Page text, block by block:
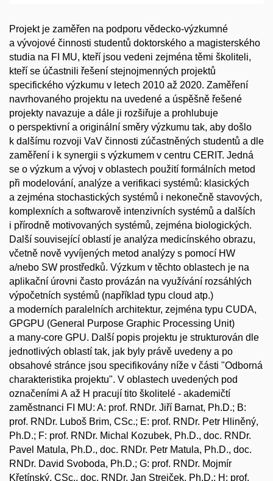
Projekt je zaměřen na podporu vědecko-výzkumné
a vývojové činnosti studentů doktorského a magisterského
studia na FI MU, kteří jsou vedeni zejména těmi školiteli,
kteří se účastnili řešení stejnojmenných projektů
specifického výzkumu v letech 2010 až 2020. Zaměření
navrhovaného projektu na uvedené a úspěšně řešené
projekty navazuje a dále ji rozšiřuje a prohlubuje
o perspektivní a originální směry výzkumu tak, aby došlo
k dalšímu rozvoji VaV činnosti zúčastněných studentů a dle
zaměření i k synergii s výzkumem v centru CERIT. Jedná
se o výzkum a vývoj v oblastech použití formálních metod
při modelování, analýze a verifikaci systémů: klasických
a zejména stochastických systémů i nekonečně stavových,
komplexních a softwarově intenzivních systémů a dalších
i přírodně motivovaných systémů, zejména biologických.
Další související oblastí je analýza medicínského obrazu,
včetně nově vyvíjených metod analýzy s pomocí HW
a/nebo SW prostředků. Výzkum v těchto oblastech je na
aplikační úrovni často provázán na využívání rozsáhlých
výpočetních systémů (například typu cloud atp.)
a moderních paralelních architektur, zejména typu CUDA,
GPGPU (General Purpose Graphic Processing Unit)
a many-core GPU. Další popis projektu je strukturován dle
jednotlivých oblastí tak, jak byly právě uvedeny a po
obsahové stránce jsou specifikovány níže v části "Odborná
charakteristika projektu". V oblastech uvedených pod
označeními A až H pracují tito školitelé - akademičtí
zaměstnanci FI MU: A: prof. RNDr. Jiří Barnat, Ph.D.; B:
prof. RNDr. Luboš Brim, CSc.; E: prof. RNDr. Petr Hliněný,
Ph.D.; F: prof. RNDr. Michal Kozubek, Ph.D., doc. RNDr.
Pavel Matula, Ph.D., doc. RNDr. Petr Matula, Ph.D., doc.
RNDr. David Svoboda, Ph.D.; G: prof. RNDr. Mojmír
Křetínský, CSc., doc. RNDr. Jan Strejček, Ph.D.; H: prof.